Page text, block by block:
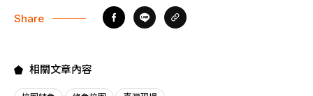
Share
相關文章內容